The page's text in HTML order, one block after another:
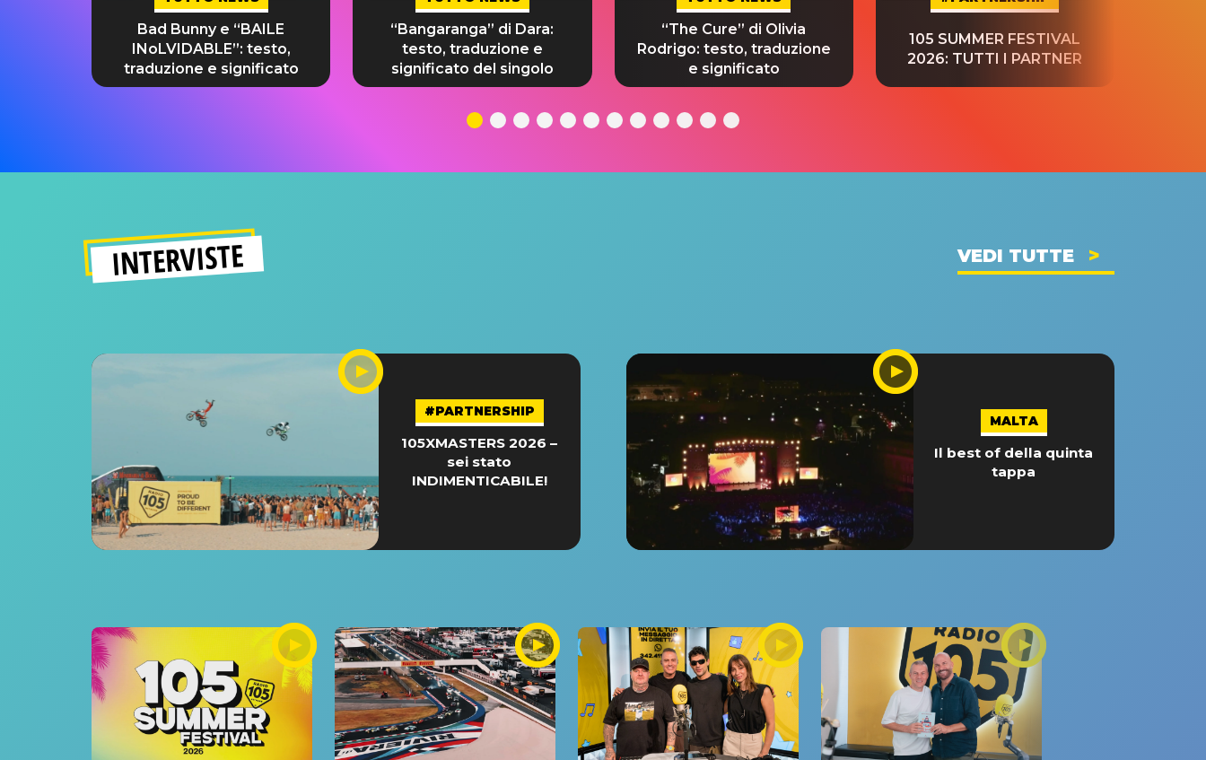
Bad Bunny e “BAILE
INoLVIDABLE”: testo,
traduzione e significato
“Bangaranga” di Dara:
testo, traduzione e
significato del singolo
“The Cure” di Olivia
Rodrigo: testo, traduzione
e significato
105 SUMMER FESTIVAL
2026: TUTTI I PARTNER
INTERVISTE VEDI TUTTE
#PARTNERSHIP
105XMASTERS 2026 –
sei stato
INDIMENTICABILE!
MALTA
Il best of della quinta
tappa